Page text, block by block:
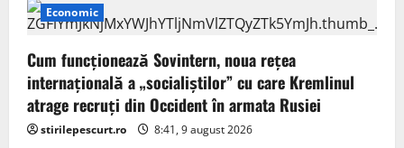
Economic
Cum funcționează Sovintern, noua rețea
internațională a „socialiștilor” cu care Kremlinul
atrage recruți din Occident în armata Rusiei
stirilepescurt.ro 8:41, 9 august 2026